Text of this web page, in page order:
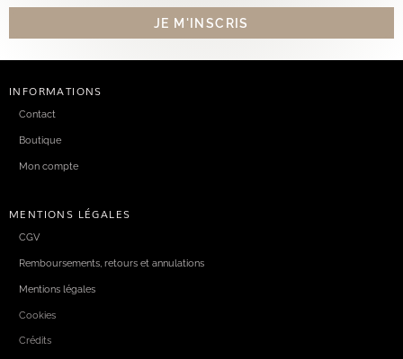
INFORMATIONS
Contact
Boutique
Mon compte
MENTIONS LÉGALES
CGV
Remboursements, retours et annulations
Mentions légales
Cookies
Crédits